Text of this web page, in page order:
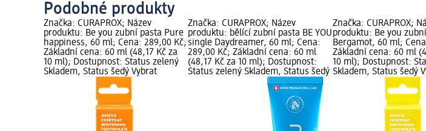
Podobné produkty
Značka: CURAPROX; Název
produktu: Be you zubní pasta Pure
happiness, 60 ml; Cena: 289,00 Kč;
Základní cena: 60 ml (48,17 Kč za
10 ml); Dostupnost: Status zelený
Skladem, Status šedý Vybrat
Značka: CURAPROX; Název
produktu: bělící zubní pasta BE YOU
single Daydreamer, 60 ml; Cena:
289,00 Kč; Základní cena: 60 ml
(48,17 Kč za 10 ml); Dostupnost:
Status zelený Skladem, Status šedý
Značka: CURAPROX;
produktu: Be you
Bergamot, 60 ml;
Základní cena: 60 ml
10 ml); Dostupnost:
Skladem, Status šedý